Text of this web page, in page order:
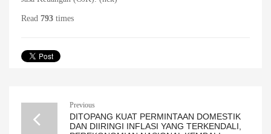
Read 793 times
Previous
DITOPANG KUAT PERMINTAAN DOMESTIK
DAN DIIRINGI INFLASI YANG TERKENDALI,